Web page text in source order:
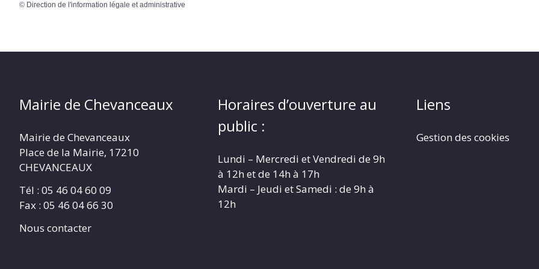
© Direction de l'information légale et administrative
Mairie de Chevanceaux
Mairie de Chevanceaux
Place de la Mairie, 17210
CHEVANCEAUX
Tél : 05 46 04 60 09
Fax : 05 46 04 66 30
Nous contacter
Horaires d’ouverture au
public :
Lundi – Mercredi et Vendredi de 9h
à 12h et de 14h à 17h
Mardi – Jeudi et Samedi : de 9h à
12h
Liens
Gestion des cookies